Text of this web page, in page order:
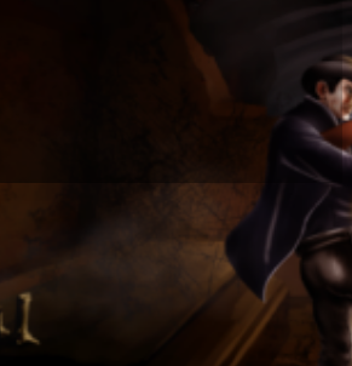
en vriendschappen worden